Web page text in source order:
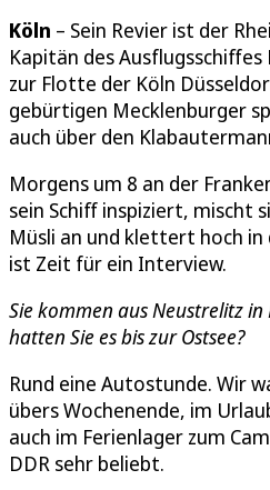
Köln – Sein Revier ist der
Kapitän des Ausflugsschiffes
zur Flotte der Köln
gebürtigen Mecklenburger
auch über den
Morgens um 8 an der
sein Schiff inspiziert, mischt
Müsli an und klettert hoch
ist Zeit für ein Interview.
Sie kommen aus Neustrelitz
hatten Sie es bis zur Ostsee?
Rund eine Autostunde. Wir
übers Wochenende, im
auch im Ferienlager zum
DDR sehr beliebt.